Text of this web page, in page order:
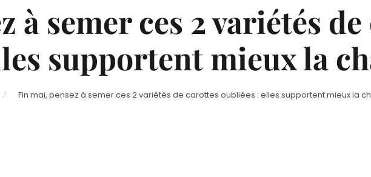
à semer ces 2 variétés
supportent mieux la
Fin mai, pensez à semer ces 2 variétés de carottes oubliées : elles supportent mieux la